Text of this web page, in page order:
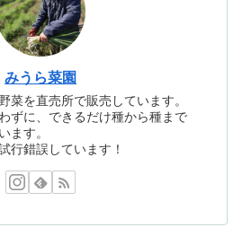
みうら菜園
菜を直売所で販売しています。
ずに、できるだけ種から種まで
ます。
行錯誤しています！